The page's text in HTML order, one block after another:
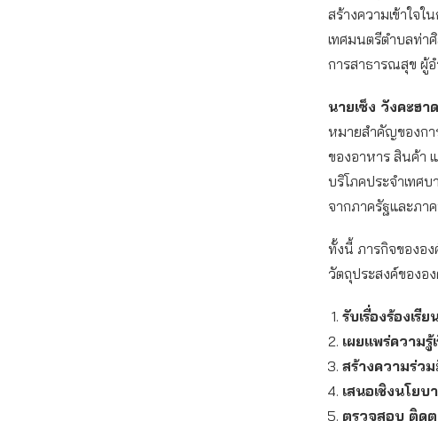
สร้างความเข้าใจ
เทศมนตรีตำบลท่า
การสาธารณสุข ผู้อ
นายเซ็ง วังคะฮาด
หมายสำคัญของกา
ของอาหาร สินค้า
บริโภคประจำเทศ
จากภาครัฐและภา
ทั้งนี้ ภารกิจของอ
วัตถุประสงค์ของอ
รับเรื่องร้องเ
เผยแพร่ความ
สร้างความร่ว
เสนอเชิงนโย
ตรวจสอบ ติด